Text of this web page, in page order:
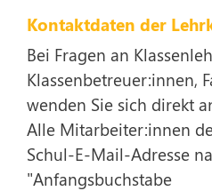
Kontaktdaten der
Bei Fragen an
Klassenbetreuer:innen,
wenden Sie sich direkt
Alle Mitarbeiter:innen
Schul-E-Mail-Adresse
"Anfangsbuchstabe